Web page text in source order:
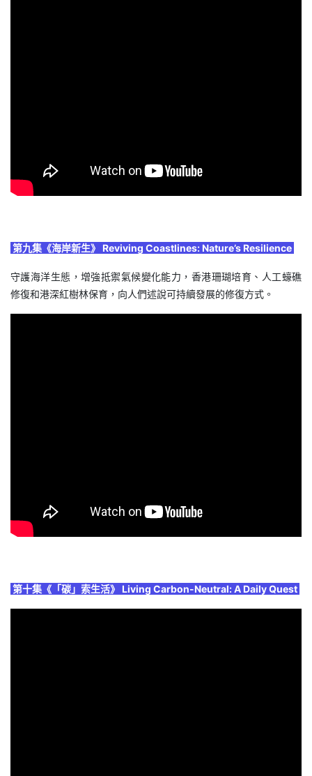
第九集《海岸新生》 Reviving Coastlines: Nature’s Resilience
守護海洋生態，增強抵禦氣候變化能力，香港珊瑚培育、人工蠔礁
修復和港深紅樹林保育，向人們述說可持續發展的修復方式。
第十集《「碳」索生活》 Living Carbon-Neutral: A Daily Quest